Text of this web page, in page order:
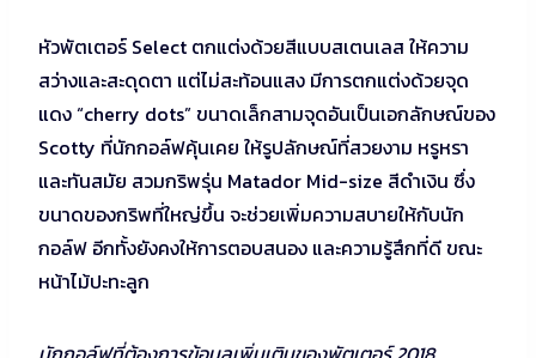
หัวพัตเตอร์ Select ตกแต่งด้วยสีแบบสเตนเลส ให้ความ
สว่างและสะดุดตา แต่ไม่สะท้อนแสง มีการตกแต่งด้วยจุด
แดง “cherry dots” ขนาดเล็กสามจุดอันเป็นเอกลักษณ์ของ
Scotty ที่นักกอล์ฟคุ้นเคย ให้รูปลักษณ์ที่สวยงาม หรูหรา
และทันสมัย สวมกริพรุ่น Matador Mid-size สีดำเงิน ซึ่ง
ขนาดของกริพที่ใหญ่ขึ้น จะช่วยเพิ่มความสบายให้กับนัก
กอล์ฟ อีกทั้งยังคงให้การตอบสนอง และความรู้สึกที่ดี ขณะ
หน้าไม้ปะทะลูก